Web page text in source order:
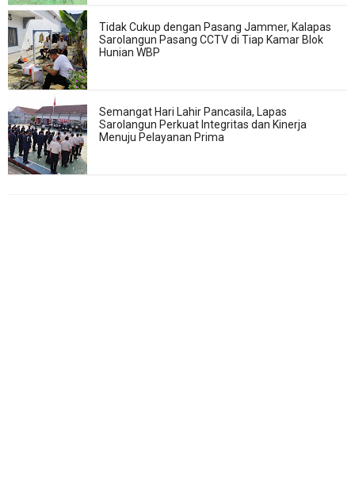
Tidak Cukup dengan Pasang Jammer, Kalapas
Sarolangun Pasang CCTV di Tiap Kamar Blok
Hunian WBP
Semangat Hari Lahir Pancasila, Lapas
Sarolangun Perkuat Integritas dan Kinerja
Menuju Pelayanan Prima